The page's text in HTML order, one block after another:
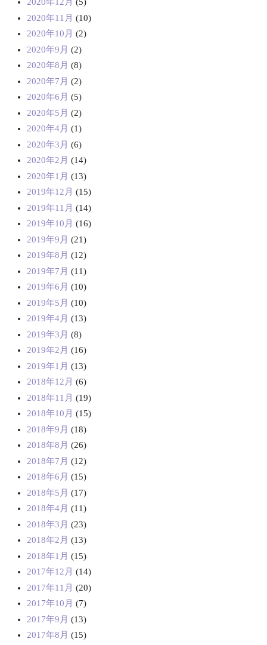
2020年11月 (10)
2020年10月 (2)
2020年9月 (2)
2020年8月 (8)
2020年7月 (2)
2020年6月 (5)
2020年5月 (2)
2020年4月 (1)
2020年3月 (6)
2020年2月 (14)
2020年1月 (13)
2019年12月 (15)
2019年11月 (14)
2019年10月 (16)
2019年9月 (21)
2019年8月 (12)
2019年7月 (11)
2019年6月 (10)
2019年5月 (10)
2019年4月 (13)
2019年3月 (8)
2019年2月 (16)
2019年1月 (13)
2018年12月 (6)
2018年11月 (19)
2018年10月 (15)
2018年9月 (18)
2018年8月 (26)
2018年7月 (12)
2018年6月 (15)
2018年5月 (17)
2018年4月 (11)
2018年3月 (23)
2018年2月 (13)
2018年1月 (15)
2017年12月 (14)
2017年11月 (20)
2017年10月 (7)
2017年9月 (13)
2017年8月 (15)